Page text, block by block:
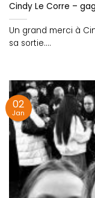
Cindy Le Corre –
Un grand merci à
sa sortie....
02
Jan